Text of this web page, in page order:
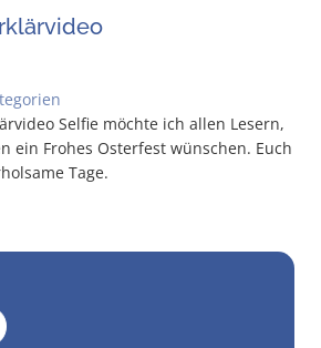
Sel­fie möch­te ich allen Lesern,
ein Fro­hes Oster­fest wün­schen. Euch
Tage.